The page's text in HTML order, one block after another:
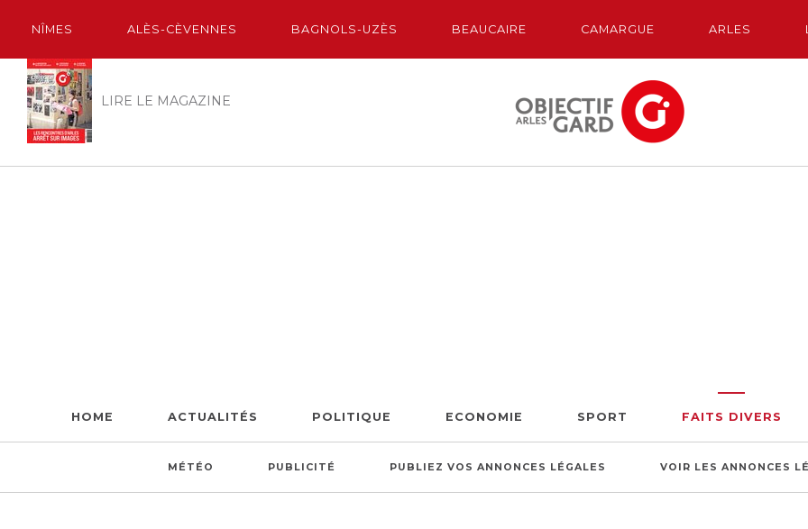
NÎMES ALÈS-CÈVENNES BAGNOLS-UZÈS BEAUCAIRE CAMARGUE ARLES
LIRE LE MAGAZINE
HOME ACTUALITÉS POLITIQUE ECONOMIE SPORT FAITS DIVERS
MÉTÉO PUBLICITÉ PUBLIEZ VOS ANNONCES LÉGALES VOIR LES ANNONCES